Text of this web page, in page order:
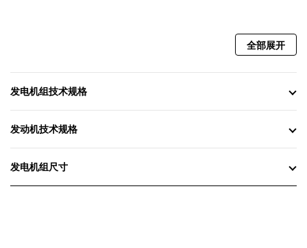
全部展开
发电机组技术规格
发动机技术规格
发电机组尺寸